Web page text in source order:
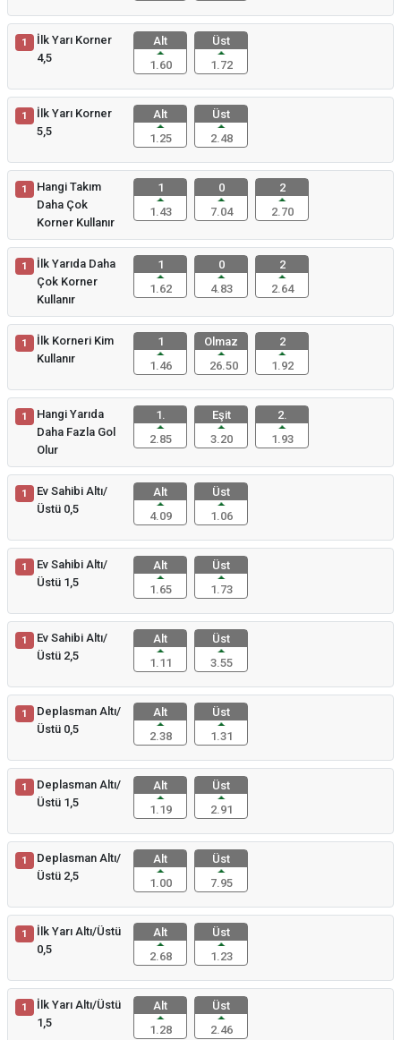
1
İlk Yarı Korner
4,5
Alt
1.60
Üst
1.72
1
İlk Yarı Korner
5,5
Alt
1.25
Üst
2.48
1
Hangi Takım
Daha Çok
Korner Kullanır
1
1.43
0
7.04
2
2.70
1
İlk Yarıda Daha
Çok Korner
Kullanır
1
1.62
0
4.83
2
2.64
1
İlk Korneri Kim
Kullanır
1
1.46
Olmaz
26.50
2
1.92
1
Hangi Yarıda
Daha Fazla Gol
Olur
1.
2.85
Eşit
3.20
2.
1.93
1
Ev Sahibi Altı/
Üstü 0,5
Alt
4.09
Üst
1.06
1
Ev Sahibi Altı/
Üstü 1,5
Alt
1.65
Üst
1.73
1
Ev Sahibi Altı/
Üstü 2,5
Alt
1.11
Üst
3.55
1
Deplasman Altı/
Üstü 0,5
Alt
2.38
Üst
1.31
1
Deplasman Altı/
Üstü 1,5
Alt
1.19
Üst
2.91
1
Deplasman Altı/
Üstü 2,5
Alt
1.00
Üst
7.95
1
İlk Yarı Altı/Üstü
0,5
Alt
2.68
Üst
1.23
1
İlk Yarı Altı/Üstü
1,5
Alt
1.28
Üst
2.46